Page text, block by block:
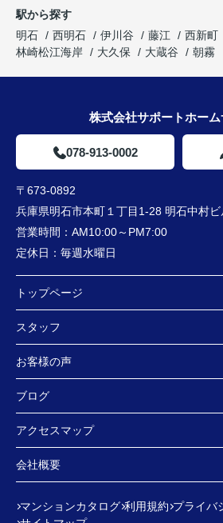
駅から探す
明石
西明石 伊川谷 藤江 西新町
林崎松江海岸
大久保 大蔵谷 朝霧
株式会社サポートホー
078-913-0002
〒673-0892
兵庫県明石市本町１丁目1-28 明石中村ビ
営業時間： AM10:00～PM7:00
定休日： 毎週水曜日
トップページ
スタッフ
お客様の声
ブログ
アクセスマップ
会社概要
マンションカタログ 利用規約 プライバ